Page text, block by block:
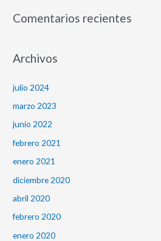
Comentarios recientes
Archivos
julio 2024
marzo 2023
junio 2022
febrero 2021
enero 2021
diciembre 2020
abril 2020
febrero 2020
enero 2020